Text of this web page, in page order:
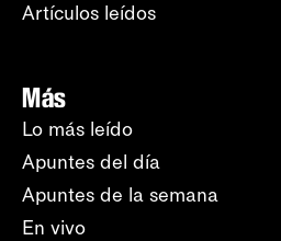
Artículos leídos
Más
Lo más leído
Apuntes del día
Apuntes de la semana
En vivo